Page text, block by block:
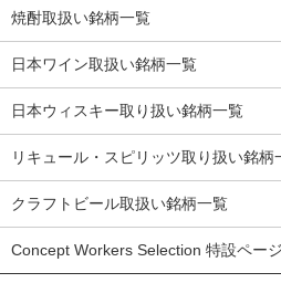
焼酎取扱い銘柄一覧
日本ワイン取扱い銘柄一覧
日本ウィスキー取り扱い銘柄一覧
リキュール・スピリッツ取り扱い銘柄
クラフトビール取扱い銘柄一覧
Concept Workers Selection 特設ページ